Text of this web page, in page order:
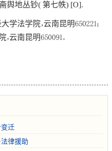
舆地丛钞( 第七帙) [O].
学法学院，云南昆明650221；
云南昆明650091。
迁
律援助